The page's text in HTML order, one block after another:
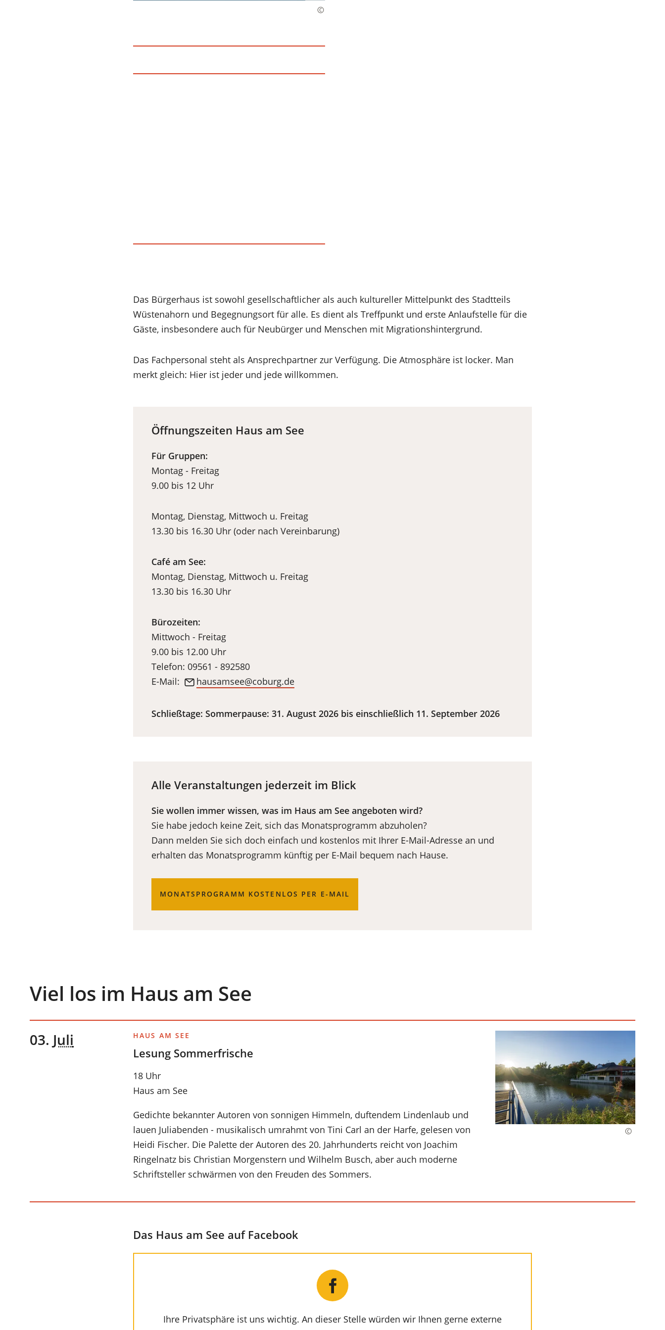
Das Bürgerhaus ist sowohl gesellschaftlicher als auch kultureller Mittelpunkt des Stadtteils
Wüstenahorn und Begegnungsort für alle. Es dient als Treffpunkt und erste Anlaufstelle für die
Gäste, insbesondere auch für Neubürger und Menschen mit Migrationshintergrund.
Das Fachpersonal steht als Ansprechpartner zur Verfügung. Die Atmosphäre ist locker. Man
merkt gleich: Hier ist jeder und jede willkommen.
Öffnungszeiten Haus am See
Für Gruppen:
Montag - Freitag
9.00 bis 12 Uhr
Montag, Dienstag, Mittwoch u. Freitag
13.30 bis 16.30 Uhr (oder nach Vereinbarung)
Café am See:
Montag, Dienstag, Mittwoch u. Freitag
13.30 bis 16.30 Uhr
Bürozeiten:
Mittwoch - Freitag
9.00 bis 12.00 Uhr
Telefon: 09561 - 892580
E-Mail:
hausamsee coburg de
Schließtage: Sommerpause: 31. August 2026 bis einschließlich 11. September 2026
Alle Veranstaltungen jederzeit im Blick
Sie wollen immer wissen, was im Haus am See angeboten wird?
Sie habe jedoch keine Zeit, sich das Monatsprogramm abzuholen?
Dann melden Sie sich doch einfach und kostenlos mit Ihrer E-Mail-Adresse an und
erhalten das Monatsprogramm künftig per E-Mail bequem nach Hause.
MONATSPROGRAMM KOSTENLOS PER E-MAIL
Viel los im Haus am See
03. Juli
2026 HAUS AM SEE
Lesung Sommerfrische
18 Uhr
Haus am See
Gedichte bekannter Autoren von sonnigen Himmeln, duftendem Lindenlaub und
lauen Juliabenden - musikalisch umrahmt von Tini Carl an der Harfe, gelesen von
Heidi Fischer. Die Palette der Autoren des 20. Jahrhunderts reicht von Joachim
Ringelnatz bis Christian Morgenstern und Wilhelm Busch, aber auch moderne
Schriftsteller schwärmen von den Freuden des Sommers.
Das Haus am See auf Facebook
Ihre Privatsphäre ist uns wichtig. An dieser Stelle würden wir Ihnen gerne externe